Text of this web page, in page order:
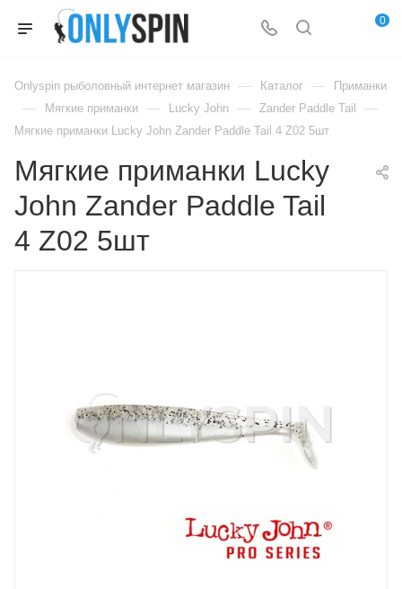
0
Onlyspin рыболовный интернет магазин — Каталог — Приманки
— Мягкие приманки — Lucky John — Zander Paddle Tail —
Мягкие приманки Lucky John Zander Paddle Tail 4 Z02 5шт
Мягкие приманки Lucky
John Zander Paddle Tail
4 Z02 5шт